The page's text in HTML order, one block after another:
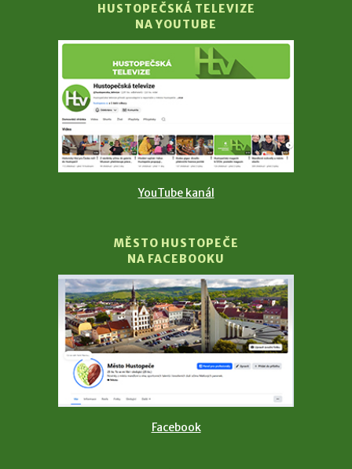
HUSTOPEČSKÁ TELEVIZE
NA YOUTUBE
YouTube kanál
MĚSTO HUSTOPEČE
NA FACEBOOKU
Facebook